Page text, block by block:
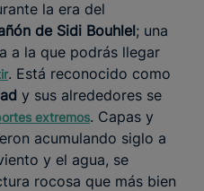
la era del
de Sidi Bouhlel; una
a la que podrás llegar
. Está reconocido como
y sus alrededores se
extremos. Capas y
acumulando siglo a
y el agua, se
rocosa que más bien